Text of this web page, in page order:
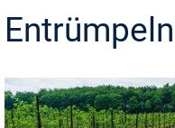
Entrümpeln